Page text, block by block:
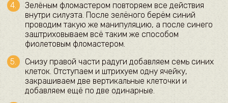
Зелёным фломастером повторяем все действия
внутри силуэта. После зелёного берём синий
проводим такую же манипуляцию, а после синего
заштриховываем всё таким же способом
фиолетовым фломастером.
Снизу правой части радуги добавляем семь синих
клеток. Отступаем и штрихуем одну ячейку,
закрашиваем две вертикальные клеточки и
добавляем ещё по две одинарные.